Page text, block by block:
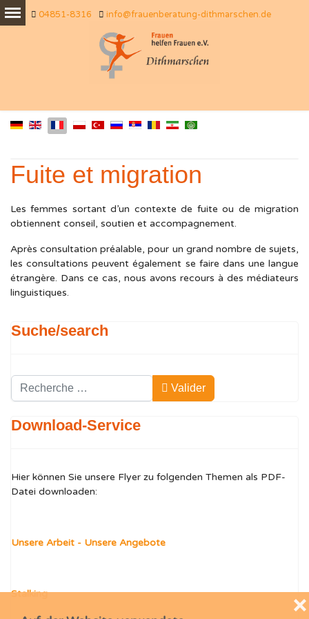
❌
04851-8316 info@frauenberatung-dithmarschen.de
Fuite et migration
Les femmes sortant d’un contexte de fuite ou de migration
obtiennent conseil, soutien et accompagnement.
Après consultation préalable, pour un grand nombre de sujets,
les consultations peuvent également se faire dans une langue
étrangère. Dans ce cas, nous avons recours à des médiateurs
linguistiques.
Suche/search
Valider
Valider
Download-Service
Hier können Sie unsere Flyer zu folgenden Themen als PDF-
Datei downloaden:
Unsere Arbeit - Unsere Angebote
Stalking